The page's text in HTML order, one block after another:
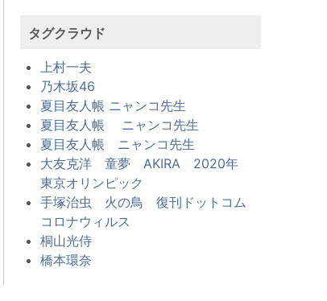
タグクラウド
上村一夫
乃木坂46
夏目友人帳 ニャンコ先生
夏目友人帳 ニャンコ先生
夏目友人帳 ニャンコ先生
大友克洋 童夢 AKIRA 2020年
東京オリンピック
手塚治虫 火の鳥 復刊ドットコム
コロナウィルス
桐山光侍
橋本環奈